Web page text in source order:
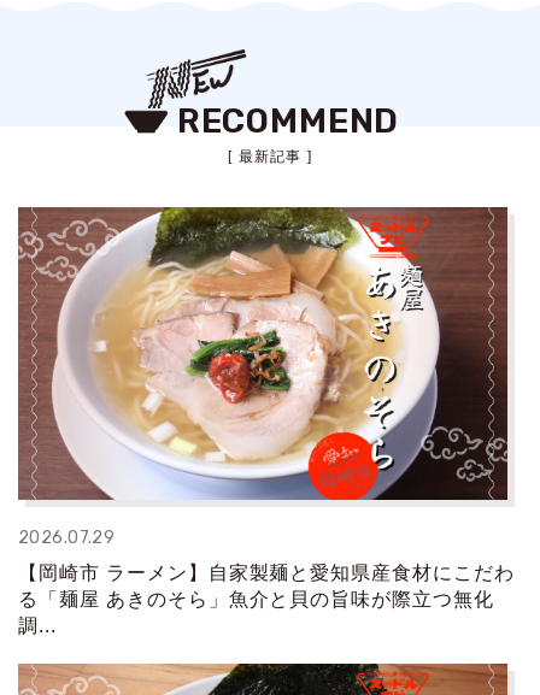
RECOMMEND
[ 最新記事 ]
2026.07.29
【岡崎市 ラーメン】自家製麺と愛知県産食材にこだわ
る「麺屋 あきのそら」魚介と貝の旨味が際立つ無化
調...